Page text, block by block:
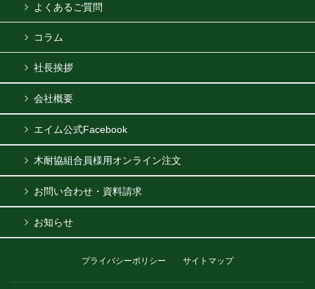
よくあるご質問
コラム
社長挨拶
会社概要
エイム公式Facebook
木耐協組合員様用オンライン注文
お問い合わせ・資料請求
お知らせ
プライバシーポリシー サイトマップ